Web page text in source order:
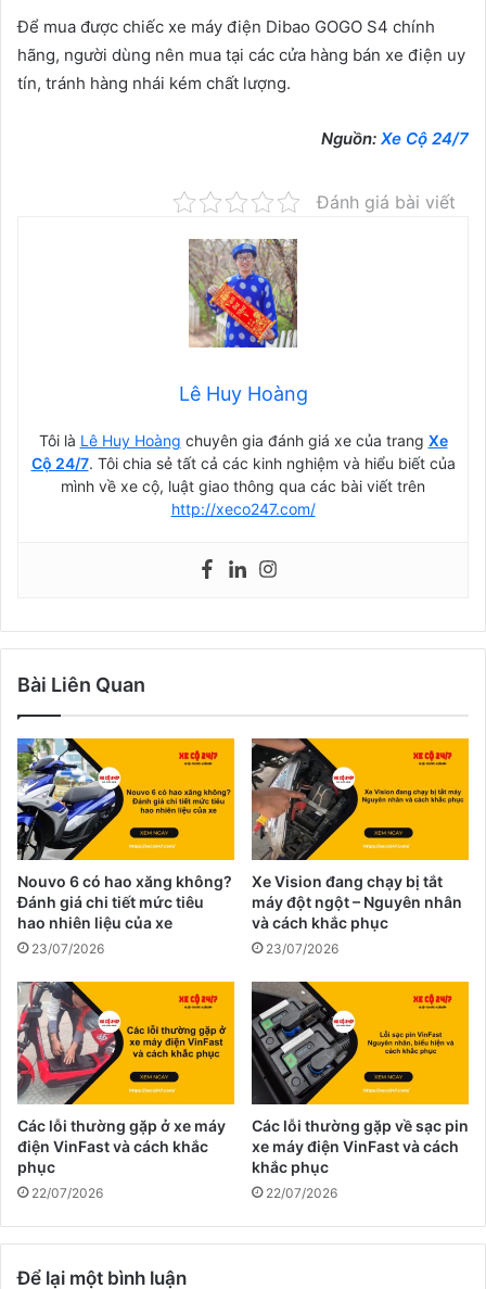
Để mua được chiếc xe máy điện Dibao GOGO S4 chính
hãng, người dùng nên mua tại các cửa hàng bán xe điện uy
tín, tránh hàng nhái kém chất lượng.
Nguồn: Xe Cộ 24/7
Đánh giá bài viết
Lê Huy Hoàng
Tôi là Lê Huy Hoàng chuyên gia đánh giá xe của trang Xe
Cộ 24/7. Tôi chia sẻ tất cả các kinh nghiệm và hiểu biết của
mình về xe cộ, luật giao thông qua các bài viết trên
http://xeco247.com/
Bài Liên Quan
Nouvo 6 có hao xăng không?
Đánh giá chi tiết mức tiêu
hao nhiên liệu của xe
23/07/2026
Xe Vision đang chạy bị tắt
máy đột ngột – Nguyên nhân
và cách khắc phục
23/07/2026
Các lỗi thường gặp ở xe máy
điện VinFast và cách khắc
phục
22/07/2026
Các lỗi thường gặp về sạc pin
xe máy điện VinFast và cách
khắc phục
22/07/2026
Để lại một bình luận